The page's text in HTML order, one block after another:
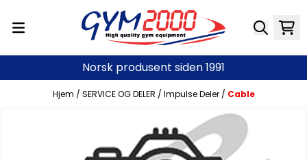
Norsk produsent siden 1991
Hjem / SERVICE OG DELER / Impulse Deler / Cable